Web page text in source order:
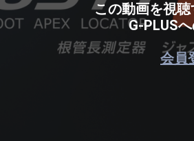
この動画を視聴
G-PLUS
会員